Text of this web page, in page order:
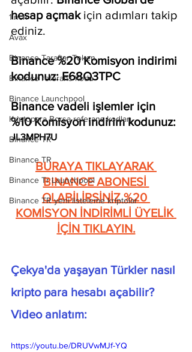
1inch
Avax
Binance Taraftar Token
Binance referans kodu
Binance Launchpool
Kriptopara Borsa referans kodları
Binance TR
Binance TR
Binance Tr Launchpool
Binance TR yeni listeleme kriptolar
hesap açmak için adımları takip
ediniz.
Binance %20 Komisyon indirimi
kodunuz: E68Q3TPC
Binance vadeli işlemler için
%10 Komisyon indirim kodunuz:
JL3MPH7U
BURAYA TIKLAYARAK
BiNANCE ABONESİ
OLABİLİRSİNİZ %20
KOMİSYON İNDİRİMLİ ÜYELİK
İÇİN TIKLAYIN.
Çekya'da yaşayan Türkler nasıl
kripto para hesabı açabilir?
Video anlatım:
https://youtu.be/DRUVwMJf-YQ